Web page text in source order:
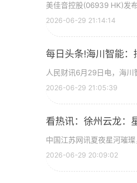
美佳音控股(06939 HK)发
2026-06-29 21:14:14
每日头条!海川智能：
人民财讯6月29日电，海
2026-06-29 21:05:39
看热讯：徐州云龙：
中国江苏网讯夏夜星河璀
2026-06-29 20:09:02